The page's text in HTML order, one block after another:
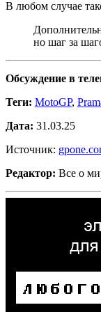
В любом случае
но шаг за
Обсуждение в
Теги: MotoGP,
Дата: 31.03.25
Источник:
Редактор: Все о